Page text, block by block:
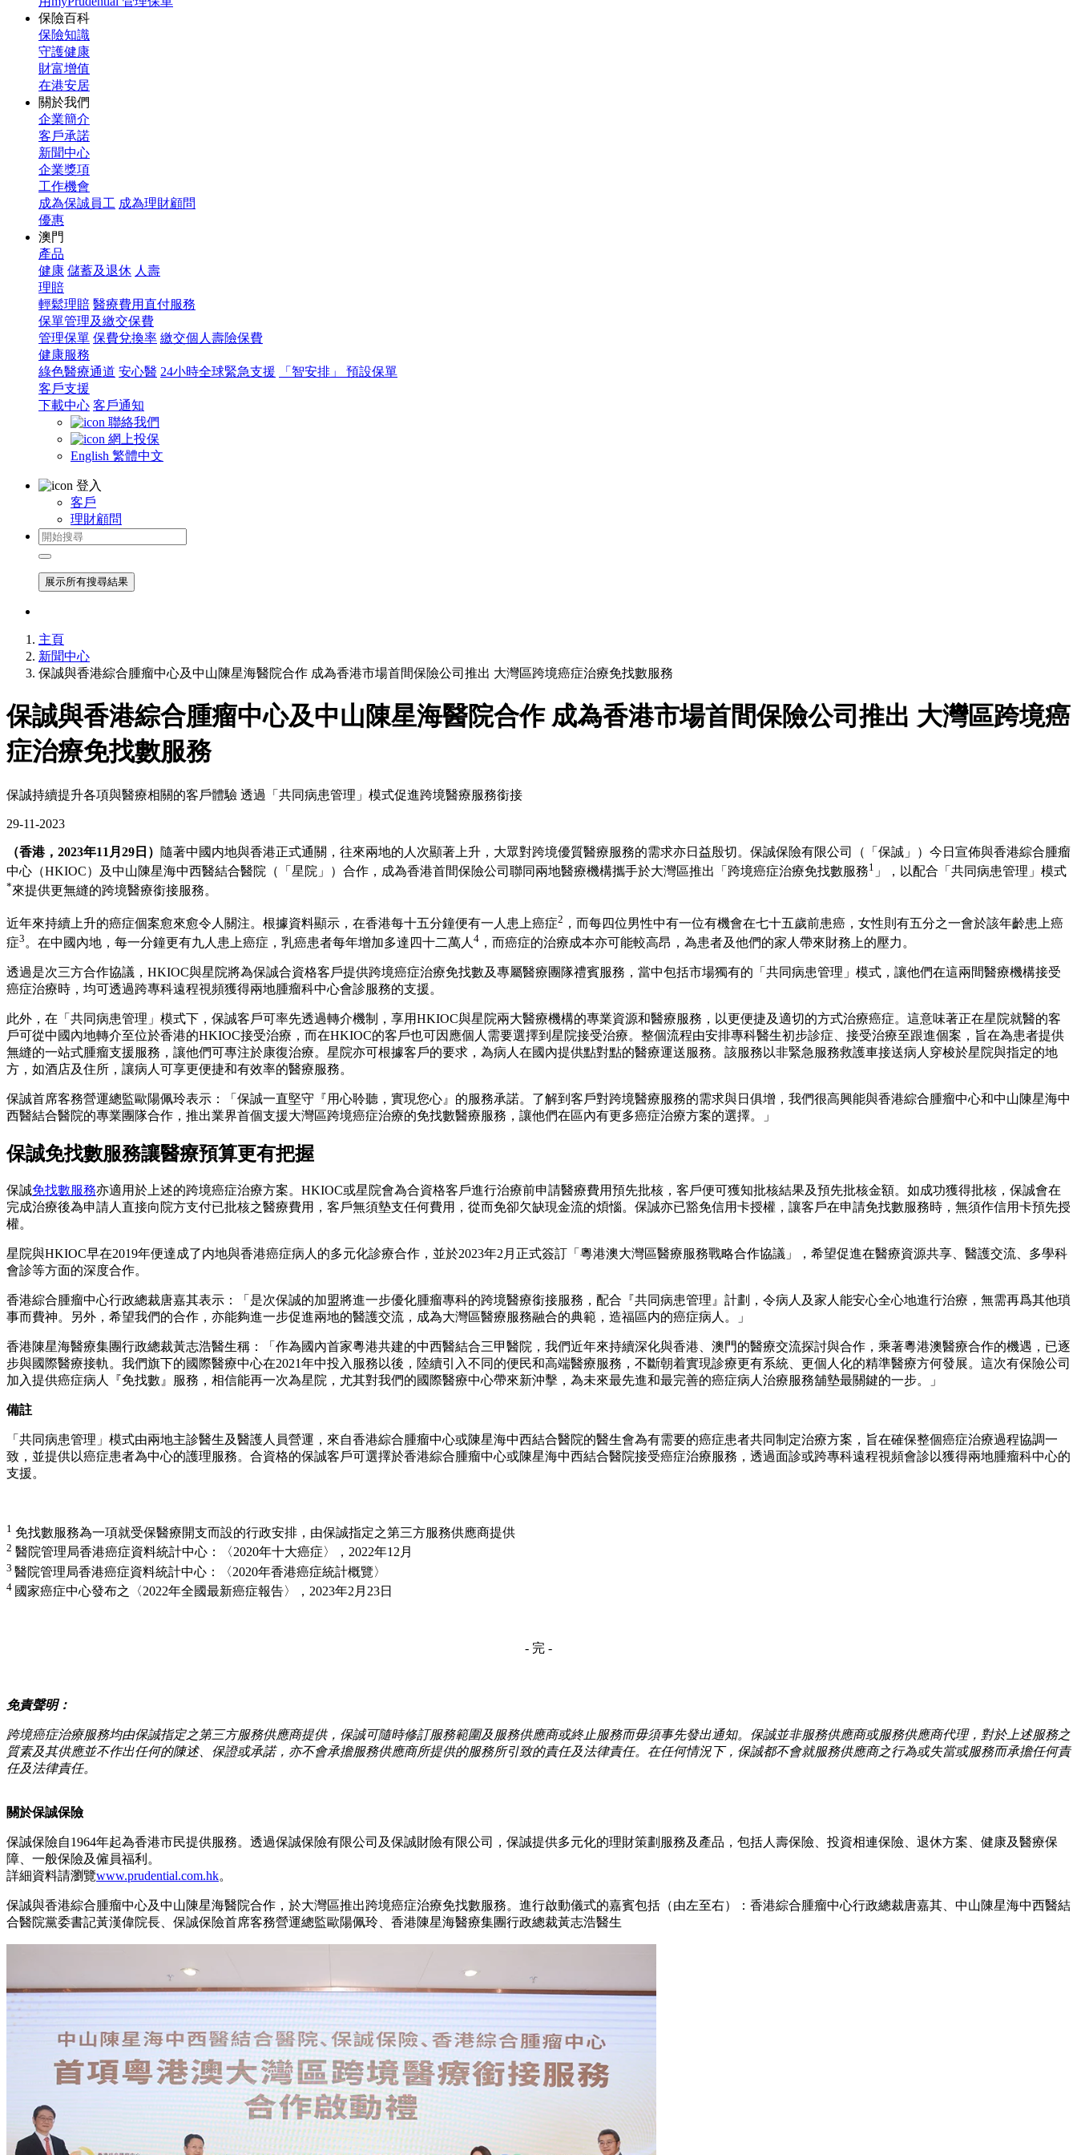
保險百科
保險知識
守護健康
財富增值
在港安居
關於我們
企業簡介
客戶承諾
新聞中心
企業獎項
工作機會
成為保誠員工 成為理財顧問
優惠
澳門
產品
健康 儲蓄及退休 人壽
理賠
輕鬆理賠 醫療費用直付服務
保單管理及繳交保費
管理保單 保費兌換率 繳交個人壽險保費
健康服務
綠色醫療通道 安心醫 24小時全球緊急支援
「智安排」 預設保單
客戶支援
下載中心 客戶通知
聯絡我們
網上投保
English 繁體中文
登入
客戶
理財顧問
展示所有搜尋結果
主頁
新聞中心
保誠與香港綜合腫瘤中心及中山陳星海醫院合作 成為香港市場首間保險公司推出 大灣區跨境癌症治療免找數服務
保誠與香港綜合腫瘤中心及中山陳星海醫院合作 成為香港市場首間保險公司推出 大灣區跨境癌
症治療免找數服務
保誠持續提升各項與醫療相關的客戶體驗 透過「共同病患管理」模式促進跨境醫療服務銜接
29-11-2023
（香港，2023年11月29日） 隨著中國内地與香港正式通關，往來兩地的人次顯著上升，大眾對跨境優質醫療服務的需求亦日益殷切。保誠保險有限公司（「保誠」）今日宣佈與香港綜合腫瘤
中心（HKIOC）及中山陳星海中西醫結合醫院（「星院」）合作，成為香港首間保險公司聯同兩地醫療機構攜手於大灣區推出「跨境癌症治療免找數服務1 」，以配合「共同病患管理」模式
*來提供更無縫的跨境醫療銜接服務。
近年來持續上升的癌症個案愈來愈令人關注。根據資料顯示，在香港每十五分鐘便有一人患上癌症2 ，而每四位男性中有一位有機會在七十五歲前患癌，女性則有五分之一會於該年齡患上癌
症3 。在中國內地，每一分鐘更有九人患上癌症，乳癌患者每年增加多達四十二萬人 4 ，而癌症的治療成本亦可能較高昂，為患者及他們的家人帶來財務上的壓力。
透過是次三方合作協議，HKIOC與星院將為保誠合資格客戶提供跨境癌症治療免找數及專屬醫療團隊禮賓服務，當中包括市場獨有的「共同病患管理」模式，讓他們在這兩間醫療機構接受
癌症治療時，均可透過跨專科遠程視頻獲得兩地腫瘤科中心會診服務的支援。
此外，在「共同病患管理」模式下，保誠客戶可率先透過轉介機制，享用HKIOC與星院兩大醫療機構的專業資源和醫療服務，以更便捷及適切的方式治療癌症。這意味著正在星院就醫的客
戶可從中國內地轉介至位於香港的HKIOC接受治療，而在HKIOC的客戶也可因應個人需要選擇到星院接受治療。整個流程由安排專科醫生初步診症、接受治療至跟進個案，旨在為患者提供
無縫的一站式腫瘤支援服務，讓他們可專注於康復治療。星院亦可根據客戶的要求，為病人在國內提供點對點的醫療運送服務。該服務以非緊急服務救護車接送病人穿梭於星院與指定的地
方，如酒店及住所，讓病人可享更便捷和有效率的醫療服務。
保誠首席客務營運總監歐陽佩玲表示：「保誠一直堅守『用心聆聽，實現您心』的服務承諾。了解到客戶對跨境醫療服務的需求與日俱增，我們很高興能與香港綜合腫瘤中心和中山陳星海中
西醫結合醫院的專業團隊合作，推出業界首個支援大灣區跨境癌症治療的免找數醫療服務，讓他們在區內有更多癌症治療方案的選擇。」
保誠免找數服務讓醫療預算更有把握
保誠免找數服務亦適用於上述的跨境癌症治療方案。HKIOC或星院會為合資格客戶進行治療前申請醫療費用預先批核，客戶便可獲知批核結果及預先批核金額。如成功獲得批核，保誠會在
完成治療後為申請人直接向院方支付已批核之醫療費用，客戶無須墊支任何費用，從而免卻欠缺現金流的煩惱。保誠亦已豁免信用卡授權，讓客戶在申請免找數服務時，無須作信用卡預先授
權。
星院與HKIOC早在2019年便達成了内地與香港癌症病人的多元化診療合作，並於2023年2月正式簽訂「粵港澳大灣區醫療服務戰略合作協議」，希望促進在醫療資源共享、醫護交流、多學科
會診等方面的深度合作。
香港綜合腫瘤中心行政總裁唐嘉其表示：「是次保誠的加盟將進一步優化腫瘤專科的跨境醫療銜接服務，配合『共同病患管理』計劃，令病人及家人能安心全心地進行治療，無需再爲其他瑣
事而費神。另外，希望我們的合作，亦能夠進一步促進兩地的醫護交流，成為大灣區醫療服務融合的典範，造福區内的癌症病人。」
香港陳星海醫療集團行政總裁黃志浩醫生稱：「作為國內首家粵港共建的中西醫結合三甲醫院，我們近年來持續深化與香港、澳門的醫療交流探討與合作，乘著粵港澳醫療合作的機遇，已逐
步與國際醫療接軌。我們旗下的國際醫療中心在2021年中投入服務以後，陸續引入不同的便民和高端醫療服務，不斷朝着實現診療更有系統、更個人化的精準醫療方何發展。這次有保險公司
加入提供癌症病人『免找數』服務，相信能再一次為星院，尤其對我們的國際醫療中心帶來新沖擊，為未來最先進和最完善的癌症病人治療服務舖墊最關鍵的一步。」
備註
「共同病患管理」模式由兩地主診醫生及醫護人員營運，來自香港綜合腫瘤中心或陳星海中西結合醫院的醫生會為有需要的癌症患者共同制定治療方案，旨在確保整個癌症治療過程協調一
致，並提供以癌症患者為中心的護理服務。合資格的保誠客戶可選擇於香港綜合腫瘤中心或陳星海中西結合醫院接受癌症治療服務，透過面診或跨專科遠程視頻會診以獲得兩地腫瘤科中心的
支援。
1 免找數服務為一項就受保醫療開支而設的行政安排，由保誠指定之第三方服務供應商提供
2 醫院管理局香港癌症資料統計中心：〈2020年十大癌症〉，2022年12月
3 醫院管理局香港癌症資料統計中心：〈2020年香港癌症統計概覽〉
4 國家癌症中心發布之〈2022年全國最新癌症報告〉，2023年2月23日
- 完 -
免責聲明：
跨境癌症治療服務均由保誠指定之第三方服務供應商提供，保誠可隨時修訂服務範圍及服務供應商或終止服務而毋須事先發出通知。保誠並非服務供應商或服務供應商代理，對於上述服務之
質素及其供應並不作出任何的陳述、保證或承諾，亦不會承擔服務供應商所提供的服務所引致的責任及法律責任。在任何情況下，保誠都不會就服務供應商之行為或失當或服務而承擔任何責
任及法律責任。
關於保誠保險
保誠保險自1964年起為香港市民提供服務。透過保誠保險有限公司及保誠財險有限公司，保誠提供多元化的理財策劃服務及產品，包括人壽保險、投資相連保險、退休方案、健康及醫療保
障、一般保險及僱員福利。
詳細資料請瀏覽www.prudential.com.hk。
保誠與香港綜合腫瘤中心及中山陳星海醫院合作，於大灣區推出跨境癌症治療免找數服務。進行啟動儀式的嘉賓包括（由左至右）：香港綜合腫瘤中心行政總裁唐嘉其、中山陳星海中西醫結
合醫院黨委書記黃漢偉院長、保誠保險首席客務營運總監歐陽佩玲、香港陳星海醫療集團行政總裁黃志浩醫生